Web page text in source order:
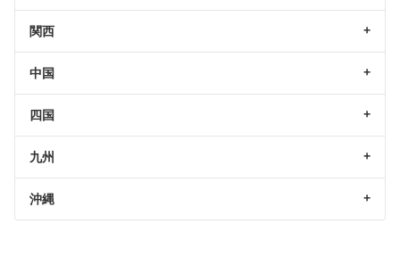
関西
中国
四国
九州
沖縄